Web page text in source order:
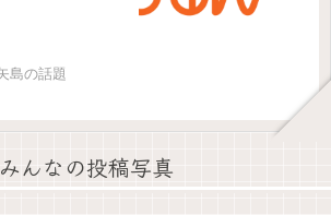
島の話題
みんなの投稿写真